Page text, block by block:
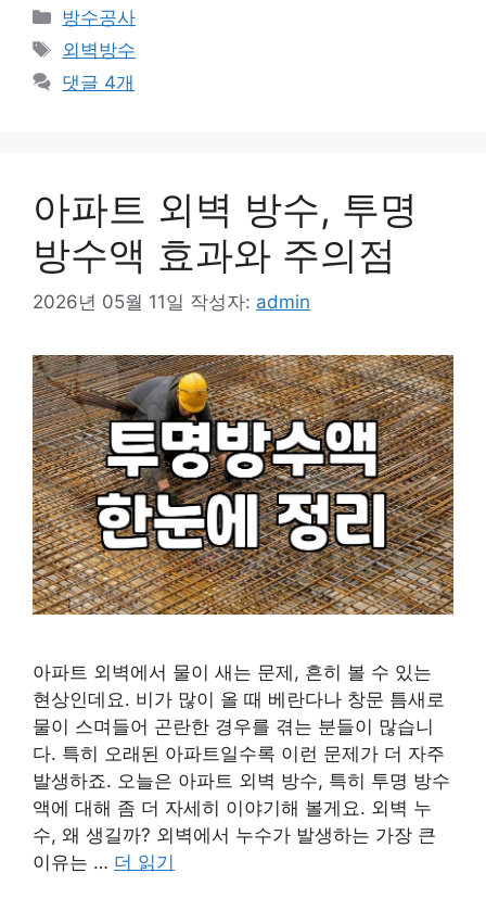
카
테
고
리
방수공사
태
그
외벽방수
댓글 4개
아파트 외벽 방수, 투명
방수액 효과와 주의점
2026년 05월 11일 작성자: admin
아파트 외벽에서 물이 새는 문제, 흔히 볼 수 있는
현상인데요. 비가 많이 올 때 베란다나 창문 틈새로
물이 스며들어 곤란한 경우를 겪는 분들이 많습니
다. 특히 오래된 아파트일수록 이런 문제가 더 자주
발생하죠. 오늘은 아파트 외벽 방수, 특히 투명 방수
액에 대해 좀 더 자세히 이야기해 볼게요. 외벽 누
수, 왜 생길까? 외벽에서 누수가 발생하는 가장 큰
이유는 … 더 읽기